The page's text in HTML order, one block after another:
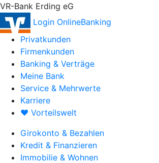
VR-Bank Erding eG
Login OnlineBanking
Privatkunden
Firmenkunden
Banking & Verträge
Meine Bank
Service & Mehrwerte
Karriere
♥ Vorteilswelt
Girokonto & Bezahlen
Kredit & Finanzieren
Immobilie & Wohnen